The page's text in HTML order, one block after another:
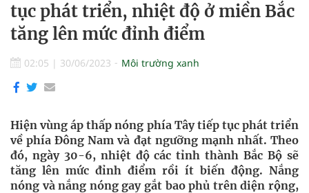
tục phát triển, nhiệt độ ở miền Bắc
tăng lên mức đỉnh điểm
02:05 | 30/06/2023 Môi trường xanh
Hiện vùng áp thấp nóng phía Tây tiếp tục phát triển
về phía Đông Nam và đạt ngưỡng mạnh nhất. Theo
đó, ngày 30-6, nhiệt độ các tỉnh thành Bắc Bộ sẽ
tăng lên mức đỉnh điểm rồi ít biến động. Nắng
nóng và nắng nóng gay gắt bao phủ trên diện rộng,